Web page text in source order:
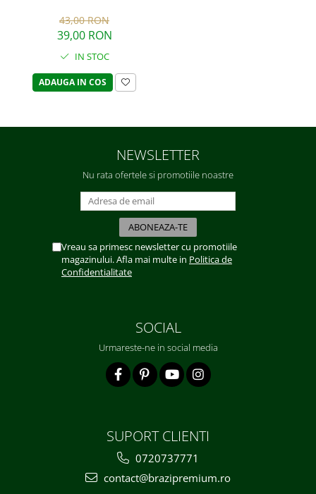
43,00 RON
39,00 RON
IN STOC
ADAUGA IN COS
NEWSLETTER
Nu rata ofertele si promotiile noastre
Vreau sa primesc newsletter cu promotiile
magazinului. Afla mai multe in Politica de
Confidentialitate
SOCIAL
Urmareste-ne in social media
SUPORT CLIENTI
0720737771
contact@brazipremium.ro